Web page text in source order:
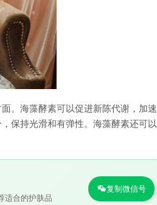
。海藻酵素可以促进新陈代谢，加速
保持光滑和有弹性。海藻酵素还可以
适合的护肤品
复制微信号